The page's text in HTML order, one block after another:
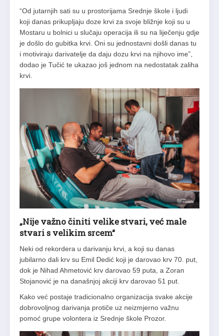
“Od jutarnjih sati su u prostorijama Srednje škole i ljudi
koji danas prikupljaju doze krvi za svoje bližnje koji su u
Mostaru u bolnici u slučaju operacija ili su na liječenju gdje
je došlo do gubitka krvi. Oni su jednostavni došli danas tu
i motiviraju darivatelje da daju dozu krvi na njihovo ime”,
dodao je Tučić te ukazao još jednom na nedostatak zaliha
krvi.
„Nije važno činiti velike stvari, već male
stvari s velikim srcem“
Neki od rekordera u darivanju krvi, a koji su danas
jubilarno dali krv su Emil Dedić koji je darovao krv 70. put,
dok je Nihad Ahmetović krv darovao 59 puta, a Zoran
Stojanović je na današnjoj akciji krv darovao 51 put.
Kako već postaje tradicionalno organizacija svake akcije
dobrovoljnog darivanja protiče uz neizmjerno važnu
pomoć grupe volontera iz Srednje škole Prozor.